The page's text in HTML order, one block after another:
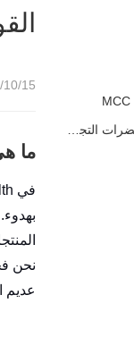
15 13:39
ما
في Shine Health، غالبًا ما نبتسم عندما يسألنا شخص ما،
نحن
عديم